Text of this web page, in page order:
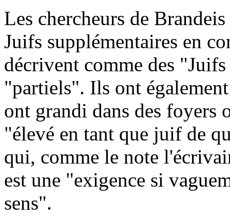
Les chercheurs de
Juifs supplémentaires en
décrivent comme des
"partiels". Ils ont
ont grandi dans des foyers
"élevé en tant que juif de
qui, comme le note
est une "exigence si
sens".